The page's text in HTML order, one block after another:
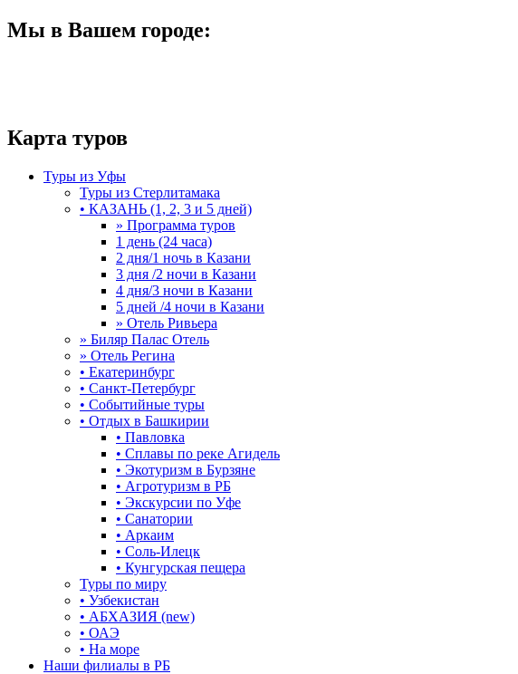
Мы в Вашем городе:
Карта туров
Туры из Уфы
Туры из Стерлитамака
• КАЗАНЬ (1, 2, 3 и 5 дней)
» Программа туров
1 день (24 часа)
2 дня/1 ночь в Казани
3 дня /2 ночи в Казани
4 дня/3 ночи в Казани
5 дней /4 ночи в Казани
» Отель Ривьера
» Биляр Палас Отель
» Отель Регина
• Екатеринбург
• Санкт-Петербург
• Событийные туры
• Отдых в Башкирии
• Павловка
• Сплавы по реке Агидель
• Экотуризм в Бурзяне
• Агротуризм в РБ
• Экскурсии по Уфе
• Санатории
• Аркаим
• Соль-Илецк
• Кунгурская пещера
Туры по миру
• Узбекистан
• АБХАЗИЯ (new)
• ОАЭ
• На море
Наши филиалы в РБ